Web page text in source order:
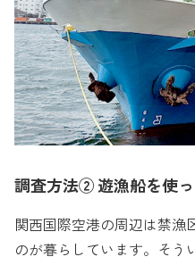
調査方法② 遊漁船を使
関西国際空港の周辺は禁漁
のが暮らしています。そう